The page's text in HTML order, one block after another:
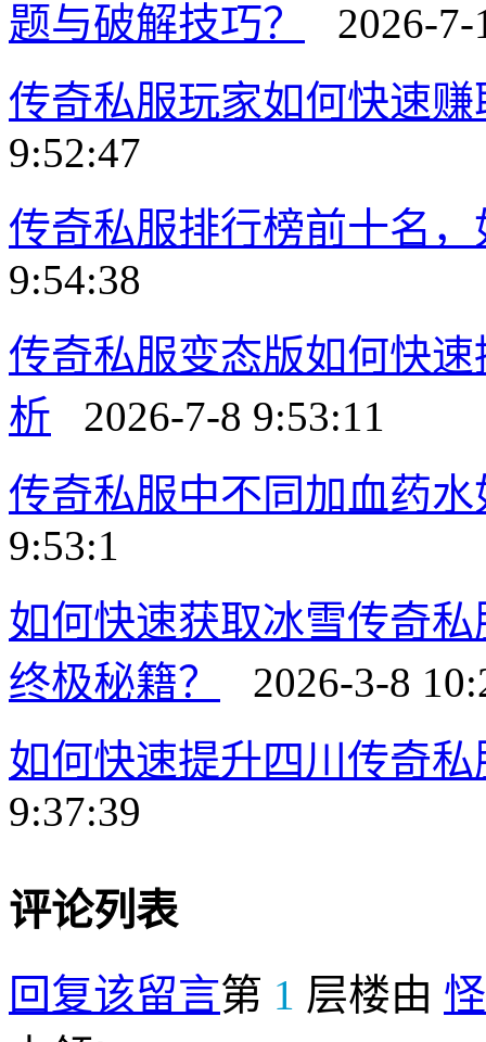
题与破解技巧？
2026-7-
传奇私服玩家如何快速
9:52:47
传奇私服排行榜前十名
9:54:38
传奇私服变态版如何快
析 2026-7-8 9:53:11
传奇私服中不同加血药
9:53:1
如何快速获取冰雪传奇
终极秘籍？
2026-3-8
如何快速提升四川传奇
9:37:39
评论列表
回复该留言第 1 层楼由